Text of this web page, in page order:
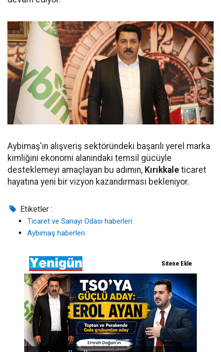
Aybimaş'ın alışveriş sektöründeki başarılı yerel marka
kimliğini ekonomi alanındaki temsil gücüyle
desteklemeyi amaçlayan bu adımın, Kırıkkale ticaret
hayatına yeni bir vizyon kazandırması bekleniyor.
Etiketler :
Ticaret ve Sanayi Odası haberleri
Aybimaş haberleri